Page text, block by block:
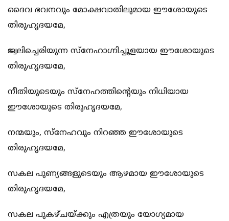
ദൈവ ഭവനവും മോക്ഷവാതിലുമായ ഈശോയുടെ
തിരുഹൃദയമേ,
ജ്വലിച്ചെരിയുന്ന സ്നേഹാഗ്നിച്ചൂളയായ ഈശോയുടെ
തിരുഹൃദയമേ,
നീതിയുടെയും സ്നേഹത്തിന്‍റെയും നിധിയായ
ഈശോയുടെ തിരുഹൃദയമേ,
നന്മയും, സ്നേഹവും നിറഞ്ഞ ഈശോയുടെ
തിരുഹൃദയമേ,
സകല പുണ്യങ്ങളുടെയും ആഴമായ ഈശോയുടെ
തിരുഹൃദയമേ,
സകല‍ പുകഴ്ചയ്ക്കും എത്രയും യോഗ്യമായ